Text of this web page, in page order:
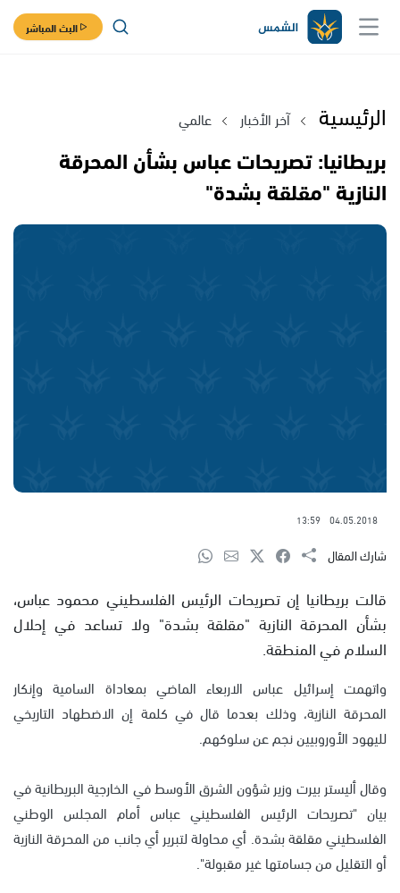
البث المباشر
الرئيسية آخر الأخبار عالمي
بريطانيا: تصريحات عباس بشأن المحرقة
النازية "مقلقة بشدة"
04.05.2018
13:59
شارك المقال
قالت بريطانيا إن تصريحات الرئيس الفلسطيني محمود عباس،
بشأن المحرقة النازية "مقلقة بشدة" ولا تساعد في إحلال
السلام في المنطقة.
واتهمت إسرائيل عباس الاربعاء الماضي بمعاداة السامية وإنكار
المحرقة النازية، وذلك بعدما قال في كلمة إن الاضطهاد التاريخي
لليهود الأوروبيين نجم عن سلوكهم.
وقال أليستر بيرت وزير شؤون الشرق الأوسط في الخارجية البريطانية في
بيان "تصريحات الرئيس الفلسطيني عباس أمام المجلس الوطني
الفلسطيني مقلقة بشدة. أي محاولة لتبرير أي جانب من المحرقة النازية
أو التقليل من جسامتها غير مقبولة".